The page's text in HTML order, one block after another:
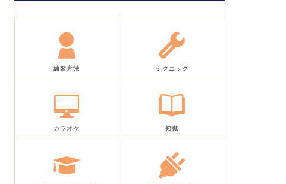
練習方法 テクニック
カラオケ 知識